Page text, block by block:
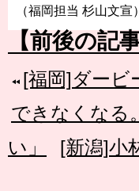
（福岡担当 杉山文宣）
【前後の記事
[福岡]ダービ
できなくなる
い」
[新潟]小